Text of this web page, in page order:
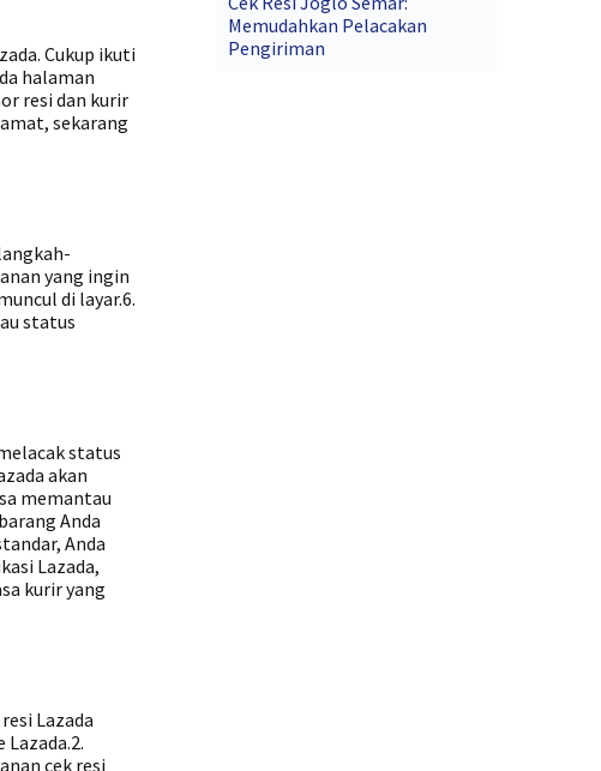
Cukup ikuti
halaman
resi dan kurir
sekarang
yang ingin
di layar.6.
status
status
akan
memantau
Anda
Anda
Lazada,
kurir yang
Lazada
cek resi
Memudahkan Pelacakan
Pengiriman